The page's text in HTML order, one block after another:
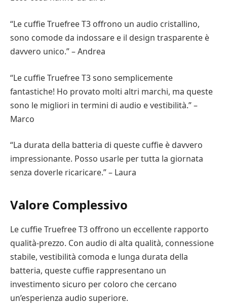
“Le cuffie Truefree T3 offrono un audio cristallino,
sono comode da indossare e il design trasparente è
davvero unico.” – Andrea
“Le cuffie Truefree T3 sono semplicemente
fantastiche! Ho provato molti altri marchi, ma queste
sono le migliori in termini di audio e vestibilità.” –
Marco
“La durata della batteria di queste cuffie è davvero
impressionante. Posso usarle per tutta la giornata
senza doverle ricaricare.” – Laura
Valore Complessivo
Le cuffie Truefree T3 offrono un eccellente rapporto
qualità-prezzo. Con audio di alta qualità, connessione
stabile, vestibilità comoda e lunga durata della
batteria, queste cuffie rappresentano un
investimento sicuro per coloro che cercano
un’esperienza audio superiore.